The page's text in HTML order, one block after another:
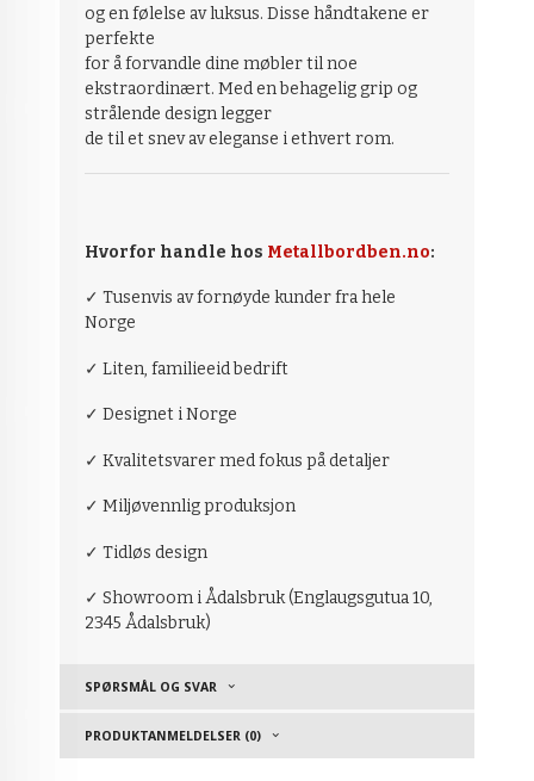
og en følelse av luksus. Disse håndtakene er
perfekte
for å forvandle dine møbler til noe
ekstraordinært. Med en behagelig grip og
strålende design legger
de til et snev av eleganse i ethvert rom.
Hvorfor handle hos Metallbordben.no:
✓ Tusenvis av fornøyde kunder fra hele
Norge
✓ Liten, familieeid bedrift
✓ Designet i Norge
✓ Kvalitetsvarer med fokus på detaljer
✓ Miljøvennlig produksjon
✓ Tidløs design
✓ Showroom i Ådalsbruk (Englaugsgutua 10,
2345 Ådalsbruk)
SPØRSMÅL OG SVAR
PRODUKTANMELDELSER (0)